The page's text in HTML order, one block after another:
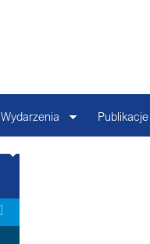
Wydarzenia Publikacje